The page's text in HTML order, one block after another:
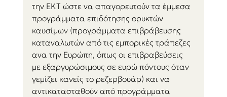
την ΕΚΤ ώστε να απαγορευτούν τα έμμεσα
προγράμματα επιδότησης ορυκτών
καυσίμων (προγράμματα επιβράβευσης
καταναλωτών από τις εμπορικές τράπεζες
ανα την Ευρώπη, όπως οι επιβραβεύσεις
με εξαργυρώσιμους σε ευρώ πόντους όταν
γεμίζει κανείς το ρεζερβουάρ) και να
αντικατασταθούν από προγράμματα